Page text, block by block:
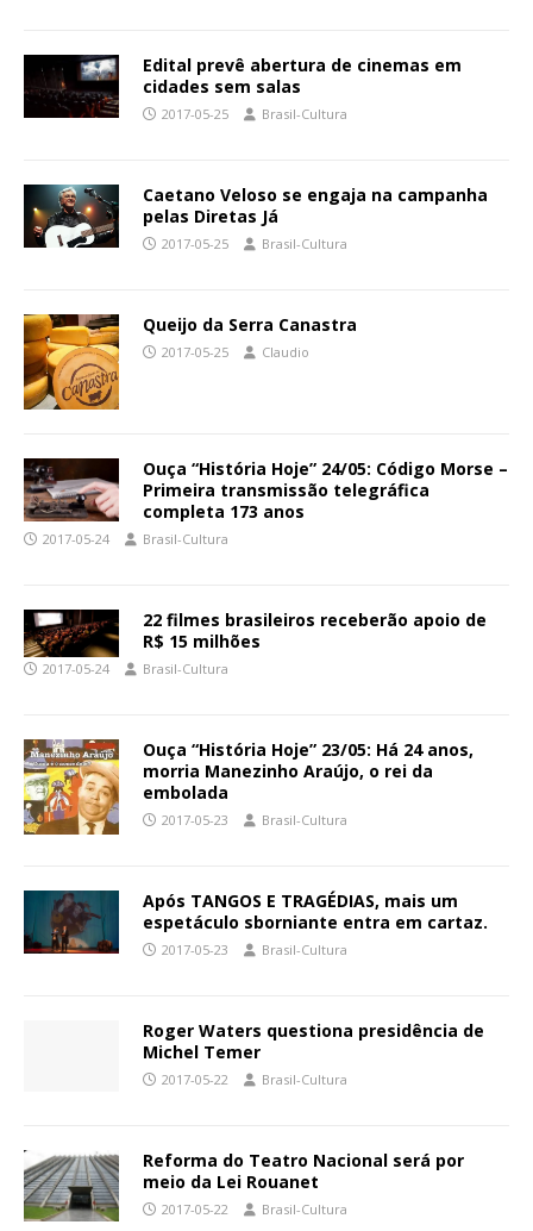
Edital prevê abertura de cinemas em
cidades sem salas
2017-05-25 Brasil-Cultura
Caetano Veloso se engaja na campanha
pelas Diretas Já
2017-05-25 Brasil-Cultura
Queijo da Serra Canastra
2017-05-25 Claudio
Ouça “História Hoje” 24/05: Código Morse –
Primeira transmissão telegráfica
completa 173 anos
2017-05-24 Brasil-Cultura
22 filmes brasileiros receberão apoio de
R$ 15 milhões
2017-05-24 Brasil-Cultura
Ouça “História Hoje” 23/05: Há 24 anos,
morria Manezinho Araújo, o rei da
embolada
2017-05-23 Brasil-Cultura
Após TANGOS E TRAGÉDIAS, mais um
espetáculo sborniante entra em cartaz.
2017-05-23 Brasil-Cultura
Roger Waters questiona presidência de
Michel Temer
2017-05-22 Brasil-Cultura
Reforma do Teatro Nacional será por
meio da Lei Rouanet
2017-05-22 Brasil-Cultura